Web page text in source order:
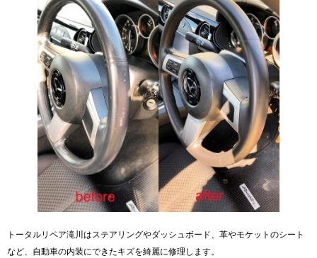
トータルリペア滝川はステアリングやダッシュボード、革やモケットのシート
など、自動車の内装にできたキズを綺麗に修理します。